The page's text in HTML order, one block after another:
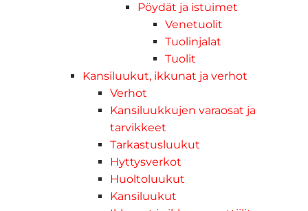
Pöydät ja istuimet
Venetuolit
Tuolinjalat
Tuolit
Kansiluukut, ikkunat ja verhot
Verhot
Kansiluukkujen varaosat ja
tarvikkeet
Tarkastusluukut
Hyttysverkot
Huoltoluukut
Kansiluukut